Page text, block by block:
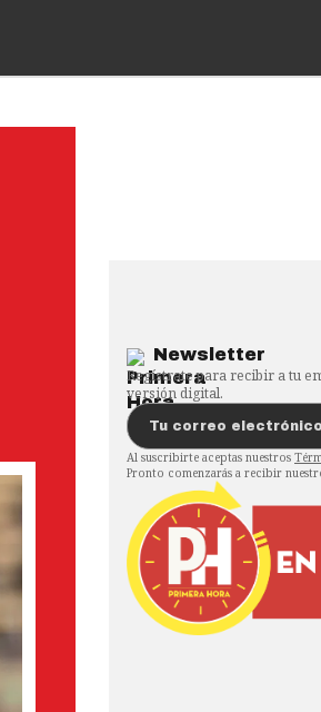
Newsletter
Regístrate para recibir a tu
versión digital.
Al suscribirte aceptas nuestros
Pronto comenzarás a recibir